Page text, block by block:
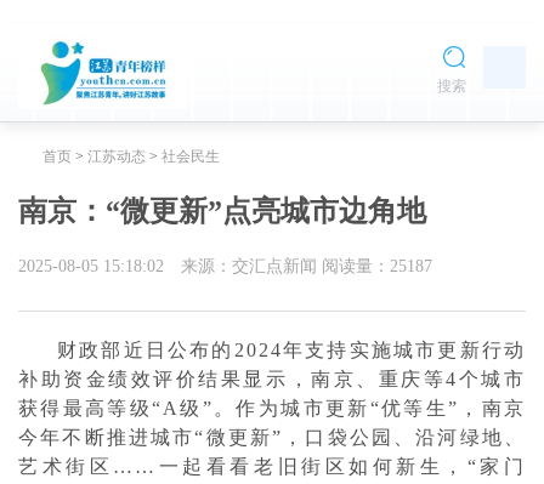
搜索
首页 > 江苏动态 > 社会民生
南京：“微更新”点亮城市边角地
2025-08-05 15:18:02 来源：交汇点新闻 阅读量： 25187
财政部近日公布的2024年支持实施城市更新行动
补助资金绩效评价结果显示，南京、重庆等4个城市
获得最高等级“A级”。作为城市更新“优等生”，南京
今年不断推进城市“微更新”，口袋公园、沿河绿地、
艺术街区……一起看看老旧街区如何新生，“家门